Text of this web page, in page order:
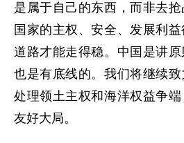
是属于自己的东西，而非去
国家的主权、安全、发展利
道路才能走得稳。中国是讲
也是有底线的。我们将继续
处理领土主权和海洋权益争
友好大局。